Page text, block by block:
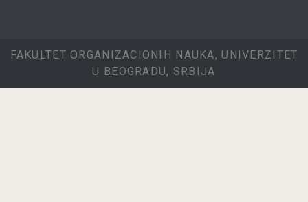
FAKULTET ORGANIZACIONIH NAUKA, UNIVERZITET
U BEOGRADU, SRBIJA